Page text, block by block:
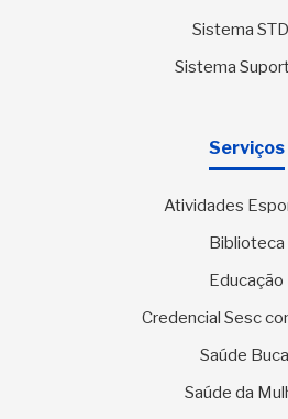
Sistema
Sistema
Serviços
Atividades
Biblioteca
Educação
Credencial Sesc
Saúde
Saúde da